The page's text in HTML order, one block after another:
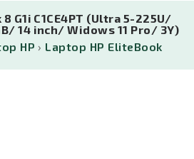
G1i C1CE4PT (Ultra 5-225U/
14 inch/ Widows 11 Pro/ 3Y)
HP › Laptop HP EliteBook